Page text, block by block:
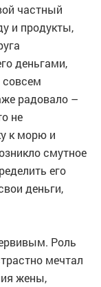
частный
и продукты,
деньгами,
совсем
радовало –
не
к морю и
смутное
его
деньги,
Роль
мечтал
жены,